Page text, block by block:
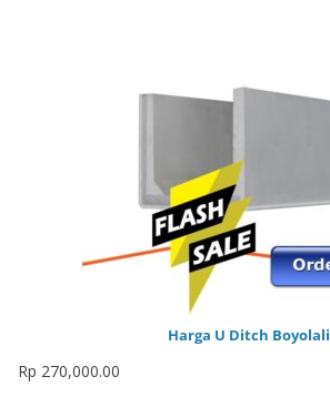
Harga U Ditch Boyolali
Rp 270,000.00